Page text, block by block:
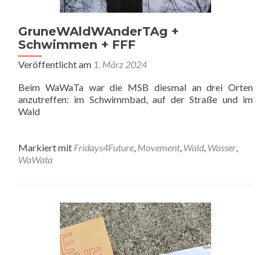
GruneWAldWAnderTAg +
Schwimmen + FFF
Veröffentlicht am 1. März 2024
Beim WaWaTa war die MSB diesmal an drei Orten
anzutreffen: im Schwimmbad, auf der Straße und im
Wald
Markiert mit Fridays4Future, Movement, Wald, Wasser,
WaWata